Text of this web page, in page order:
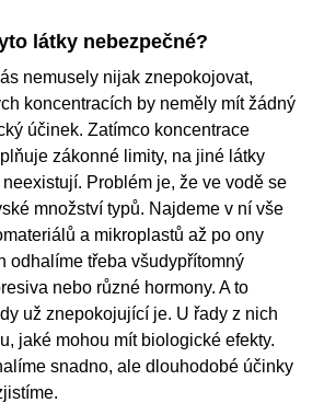
látky nebezpečné?
nemusely nijak znepokojovat,
koncentracích by neměly mít žádný
účinek. Zatímco koncentrace
zákonné limity, na jiné látky
Problém je, že ve vodě se
množství typů. Najdeme v ní vše
a mikroplastů až po ony
odhalíme třeba všudypřítomný
nebo různé hormony. A to
už znepokojující je. U řady z nich
jaké mohou mít biologické efekty.
snadno, ale dlouhodobé účinky